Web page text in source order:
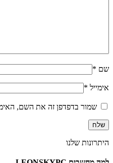
שם *
אימייל *
שמור בדפדפן זה את השם,
היתרונות שלנו